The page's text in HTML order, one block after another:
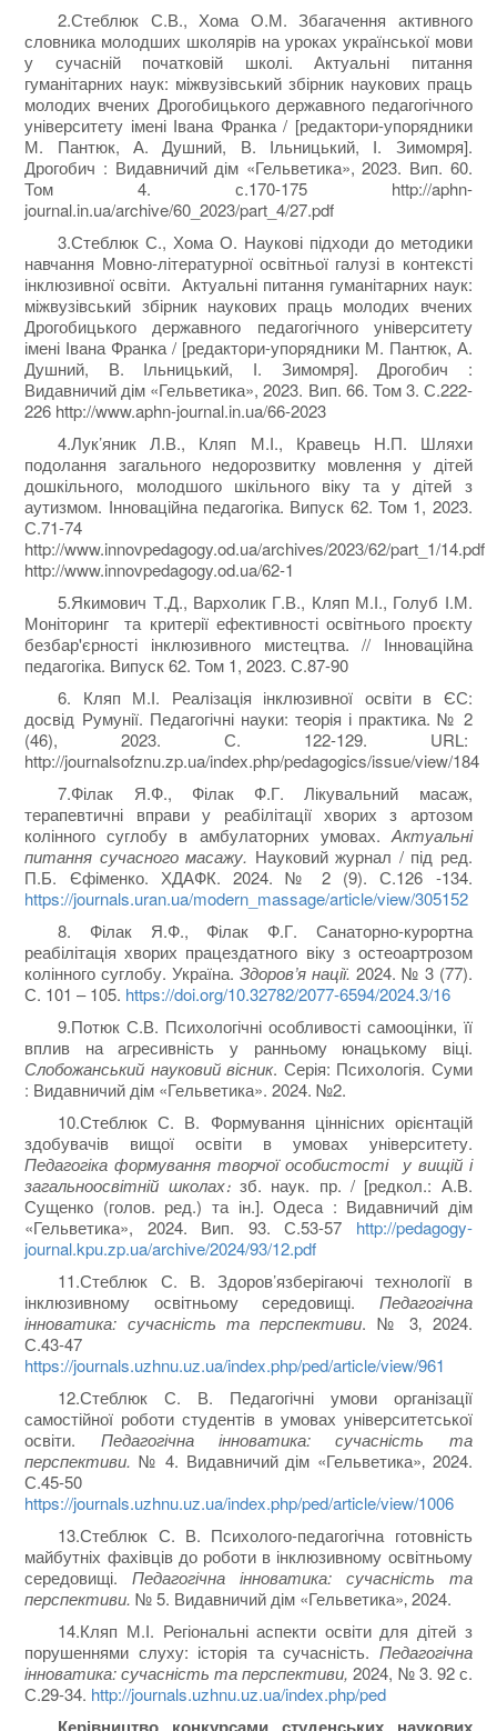
2.Стеблюк С.В., Хома О.М. Збагачення активного
словника молодших школярів на уроках української мови
у сучасній початковій школі. Актуальні питання
гуманітарних наук: міжвузівський збірник наукових праць
молодих вчених Дрогобицького державного педагогічного
університету імені Івана Франка / [редактори-упорядники
М. Пантюк, А. Душний, В. Ільницький, І. Зимомря].
Дрогобич : Видавничий дім «Гельветика», 2023. Вип. 60.
Том 4. с.170-175 http://aphn-
journal.in.ua/archive/60_2023/part_4/27.pdf
3.Стеблюк С., Хома О. Наукові підходи до методики
навчання Мовно-літературної освітньої галузі в контексті
інклюзивної освіти. Актуальні питання гуманітарних наук:
міжвузівський збірник наукових праць молодих вчених
Дрогобицького державного педагогічного університету
імені Івана Франка / [редактори-упорядники М. Пантюк, А.
Душний, В. Ільницький, І. Зимомря]. Дрогобич :
Видавничий дім «Гельветика», 2023. Вип. 66. Том 3. С.222-
226 http://www.aphn-journal.in.ua/66-2023
4.Лук’яник Л.В., Кляп М.І., Кравець Н.П. Шляхи
подолання загального недорозвитку мовлення у дітей
дошкільного, молодшого шкільного віку та у дітей з
аутизмом. Інноваційна педагогіка. Випуск 62. Том 1, 2023.
С.71-74
http://www.innovpedagogy.od.ua/archives/2023/62/part_1/14.pdf
http://www.innovpedagogy.od.ua/62-1
5.Якимович Т.Д., Вархолик Г.В., Кляп М.І., Голуб І.М.
Моніторинг та критерії ефективності освітнього проєкту
безбар'єрності інклюзивного мистецтва. // Інноваційна
педагогіка. Випуск 62. Том 1, 2023. С.87-90
6. Кляп М.І. Реалізація інклюзивної освіти в ЄС:
досвід Румунії. Педагогічні науки: теорія і практика. № 2
(46), 2023. С. 122-129. URL:
http://journalsofznu.zp.ua/index.php/pedagogics/issue/view/184
7.Філак Я.Ф., Філак Ф.Г. Лікувальний масаж,
терапевтичні вправи у реабілітації хворих з артозом
колінного суглобу в амбулаторних умовах. Актуальні
питання сучасного масажу. Науковий журнал / під ред.
П.Б. Єфіменко. ХДАФК. 2024. № 2 (9). С.126 -134.
https://journals.uran.ua/modern_massage/article/view/305152
8. Філак Я.Ф., Філак Ф.Г. Санаторно-курортна
реабілітація хворих працездатного віку з остеоартрозом
колінного суглобу. Україна.Здоров’я нації. 2024. № 3 (77).
С. 101 – 105. https://doi.org/10.32782/2077-6594/2024.3/16
9.Потюк С.В. Психологічні особливості самооцінки, її
вплив на агресивність у ранньому юнацькому віці.
Слобожанський науковий вісник. Серія: Психологія. Суми
: Видавничий дім «Гельветика». 2024. №2.
10.Стеблюк С. В. Формування ціннісних орієнтацій
здобувачів вищої освіти в умовах університету.
Педагогіка формування творчої особистості у вищій і
загальноосвітній школах։зб. наук. пр. / [редкол.: А.В.
Сущенко (голов. ред.) та ін.]. Одеса : Видавничий дім
«Гельветика», 2024. Вип. 93. С.53-57 http://pedagogy-
journal.kpu.zp.ua/archive/2024/93/12.pdf
11.Стеблюк С. В. Здоров’язберігаючі технології в
інклюзивному освітньому середовищі. Педагогічна
інноватика: сучасність та перспективи. № 3‚ 2024.
С.43-47
https://journals.uzhnu.uz.ua/index.php/ped/article/view/961
12.Стеблюк С. В. Педагогічні умови організації
самостійної роботи студентів в умовах університетської
освіти. Педагогічна інноватика: сучасність та
перспективи. № 4. Видавничий дім «Гельветика»‚ 2024.
С.45-50
https://journals.uzhnu.uz.ua/index.php/ped/article/view/1006
13.Стеблюк С. В. Психолого-педагогічна готовність
майбутніх фахівців до роботи в інклюзивному освітньому
середовищі.Педагогічна інноватика: сучасність та
перспективи.№ 5. Видавничий дім «Гельветика»‚ 2024.
14.Кляп М.І. Регіональні аспекти освіти для дітей з
порушеннями слуху: історія та сучасність. Педагогічна
інноватика: сучасність та перспективи, 2024, № 3. 92 с.
С.29-34. http://journals.uzhnu.uz.ua/index.php/ped